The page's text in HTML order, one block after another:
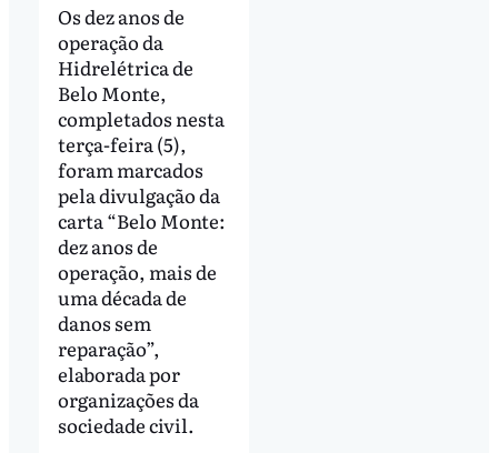
Os dez anos de
operação da
Hidrelétrica de
Belo Monte,
completados nesta
terça-feira (5),
foram marcados
pela divulgação da
carta “Belo Monte:
dez anos de
operação, mais de
uma década de
danos sem
reparação”,
elaborada por
organizações da
sociedade civil.